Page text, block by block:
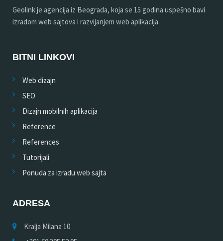
Geolink je agencija iz Beograda, koja se 15 godina uspešno bavi
izradom web sajtova i razvijanjem web aplikacija.
BITNI LINKOVI
Web dizajn
SEO
Dizajn mobilnih aplikacija
Reference
References
Tutorijali
Ponuda za izradu web sajta
ADRESA
Kralja Milana 10